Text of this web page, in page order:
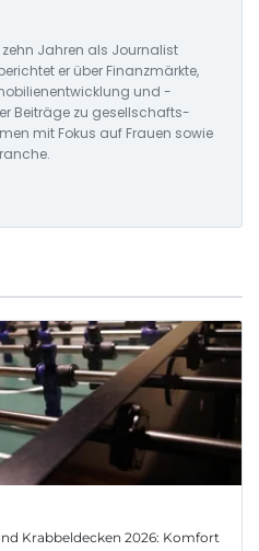
Jahren als Journalist
er über Finanzmärkte,
und -
Beiträge zu gesellschafts-
mit Fokus auf Frauen sowie
Krabbeldecken 2026: Komfort